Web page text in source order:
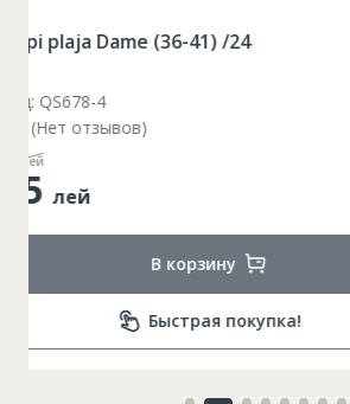
Slapi plaja Dame (36-41) /24
Код: QS678-3
(Нет отзывов)
35
В корзину
Быстрая покупка!